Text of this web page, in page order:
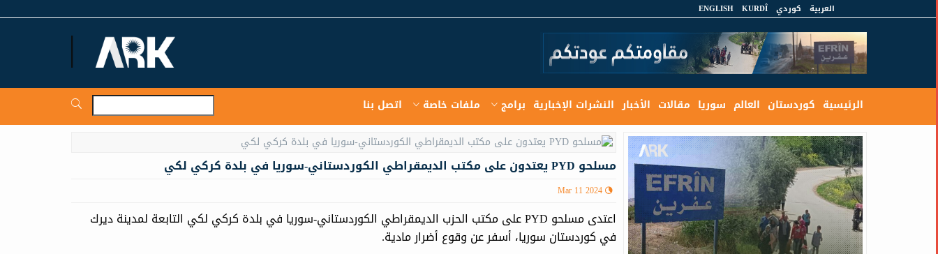
العربية كوردي KURDÎ
ENGLISH
الرئيسية كوردستان العالم سوريا مقالات الأخبار النشرات الإخبارية برامج ملفات خاصة اتصل بنا
مسلحو PYD يعتدون على مكتب الديمقراطي الكوردستاني-سوريا في بلدة كركي لكي
Mar 11 2024
اعتدى مسلحو PYD على مكتب الحزب الدیمقراطي الكوردستاني-سوريا في بلدة كركي لكي التابعة لمدينة دیرك
في كوردستان سوريا، أسفر عن وقوع أضرار مادية.